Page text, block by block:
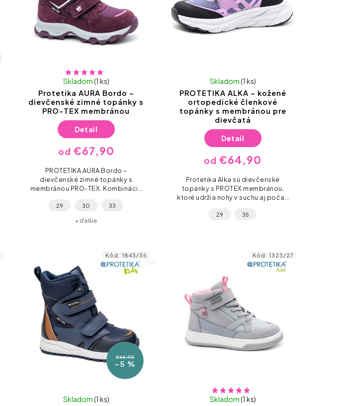
Protetika AURA Bordo –
dievčenské zimné topánky s
PRO-TEX membránou
Skladom(1 ks)
od €67,90
Detail
PROTETIKA AURA Bordo –
dievčenské zimné topánky s
membránou PRO-TEX. Kombinácia
pred chladom aj vlhkosťou. Dva
29 30 33
+ ďalšie
PROTETIKA ALKA – kožené
ortopedické členkové
topánky s membránou pre
dievčatá
Skladom(1 ks)
od €64,90
Detail
Protetika Alka sú dievčenské
topánky s PROTEX membránou,
ktoré udržia nohy v suchu aj počas
podrážke a pohodlnému strihu sú
29 35
€66,90
–5 %
Skladom(1 ks)
Kód:1843/35
Skladom(1 ks)
Kód:1323/27